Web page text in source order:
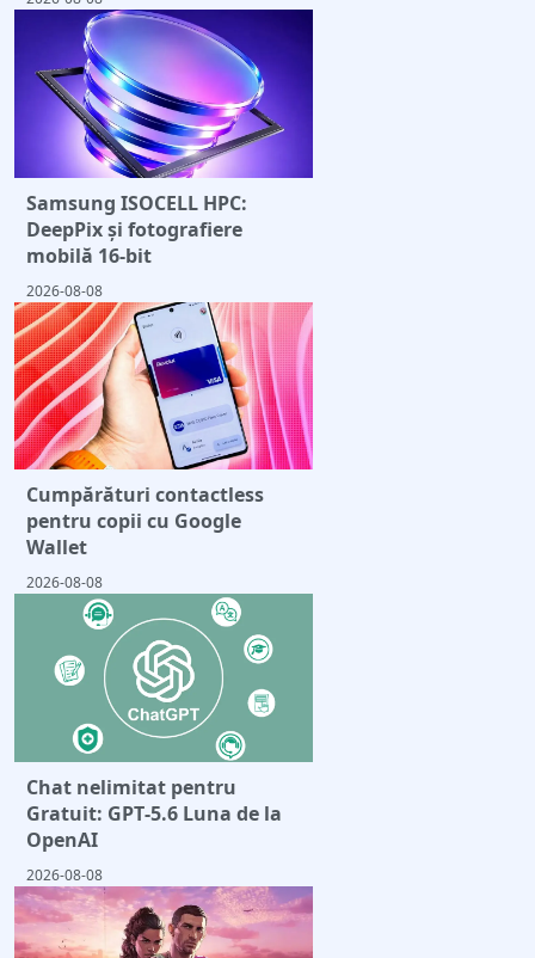
Samsung ISOCELL HPC:
DeepPix și fotografiere
mobilă 16-bit
2026-08-08
Cumpărături contactless
pentru copii cu Google
Wallet
2026-08-08
Chat nelimitat pentru
Gratuit: GPT‑5.6 Luna de la
OpenAI
2026-08-08